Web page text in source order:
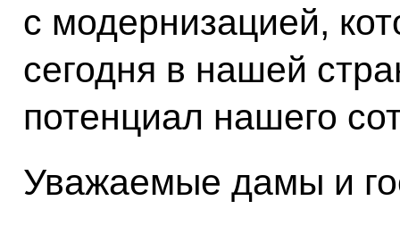
с модернизацией,
сегодня в нашей
потенциал нашего
Уважаемые дамы и